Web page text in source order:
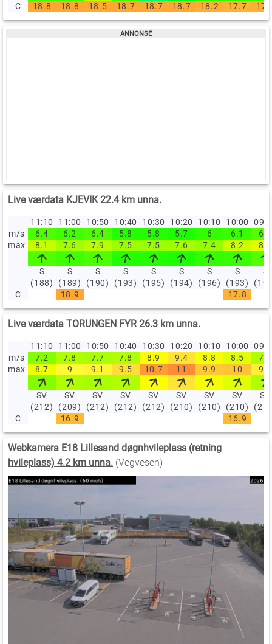
C
18.8 18.8 18.5 18.7 18.7 18.7 18.2 17.7
Live værdata KJEVIK 22.4 km unna.
11:10 11:00 10:50 10:40 10:30 10:20 10:10 10:00
m/s
6.4 6.2 6.4 5.8 5.8 5.7 6 6.1
6.5
max
8.1 7.6 7.9 7.5 7.5 7.6 7.4 8.2 8.5
S
(188)
S
(189)
S
(190)
S
(193)
S
(195)
S
(194)
S
(196)
S
(193)
S
C
18.9 17.8
Live værdata TORUNGEN FYR 26.3 km unna.
11:10 11:00 10:50 10:40 10:30 10:20 10:10 10:00
m/s
7.2 7.8 7.7 7.8 8.9 9.4 8.8 8.5
7.8
max
8.7 9 9.1 9.5 10.7 11 9.9 10 9.2
SV
(212)
SV
(209)
SV
(212)
SV
(212)
SV
(212)
SV
(210)
SV
(210)
SV
(210)
SV
C
16.9 16.9
Webkamera E18 Lillesand døgnhvileplass (retning
hvileplass) 4.2 km unna. (Vegvesen)